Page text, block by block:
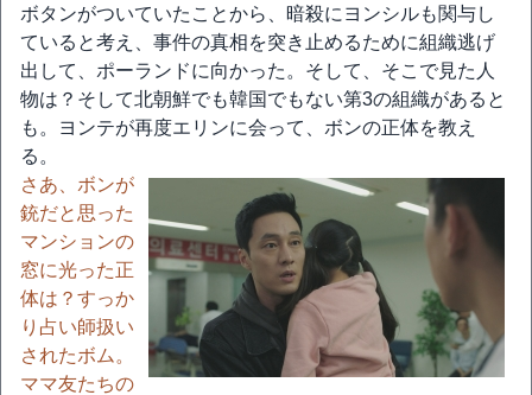
ボタンがついていたことから、暗殺にヨンシルも関与し
ていると考え、事件の真相を突き止めるために組織逃げ
出して、ポーランドに向かった。そして、そこで見た人
物は？そして北朝鮮でも韓国でもない第3の組織があると
も。ヨンテが再度エリンに会って、ボンの正体を教え
る。
さあ、ボンが
銃だと思った
マンションの
窓に光った正
体は？すっか
り占い師扱い
されたボム。
ママ友たちの